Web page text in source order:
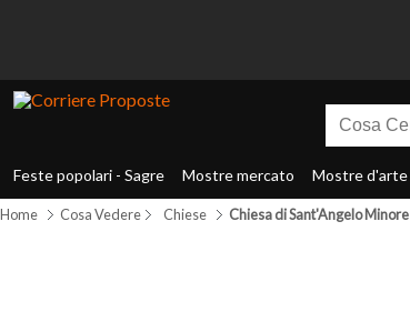
Feste popolari - Sagre Mostre mercato Mostre d'arte
Home Cosa Vedere Chiese Chiesa di Sant'Angelo Minore